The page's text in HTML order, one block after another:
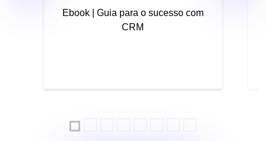
Ebook | Guia para o sucesso com
CRM